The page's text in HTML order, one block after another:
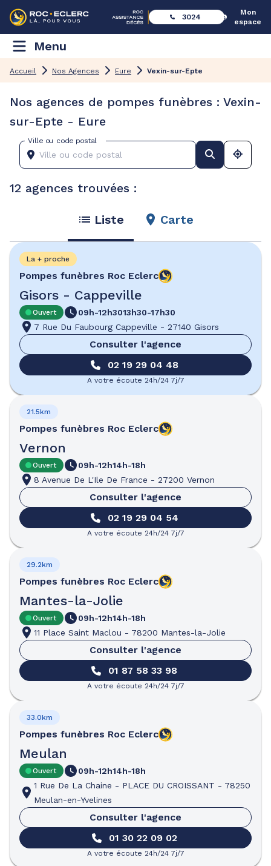
3024
Mon
espace
Menu
Accueil Nos Agences Eure Vexin-sur-Epte
Nos agences de pompes funèbres : Vexin-
sur-Epte - Eure
Ville ou code postal
12 agences trouvées :
Liste Carte
Pompes funèbres Roc Eclerc
Gisors - Cappeville
La + proche
Ouvert 09h-12h3013h30-17h30
7 Rue Du Faubourg Cappeville - 27140 Gisors
Consulter l'agence
02 19 29 04 48
A votre écoute 24h/24 7j/7
Pompes funèbres Roc Eclerc
Vernon
21.5km
Ouvert 09h-12h14h-18h
8 Avenue De L'Ile De France - 27200 Vernon
Consulter l'agence
02 19 29 04 54
A votre écoute 24h/24 7j/7
Pompes funèbres Roc Eclerc
Mantes-la-Jolie
29.2km
Ouvert 09h-12h14h-18h
11 Place Saint Maclou - 78200 Mantes-la-Jolie
Consulter l'agence
01 87 58 33 98
A votre écoute 24h/24 7j/7
Pompes funèbres Roc Eclerc
Meulan
33.0km
Ouvert 09h-12h14h-18h
1 Rue De La Chaine - PLACE DU CROISSANT - 78250
Meulan-en-Yvelines
Consulter l'agence
01 30 22 09 02
A votre écoute 24h/24 7j/7